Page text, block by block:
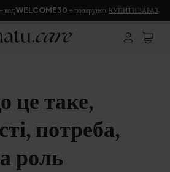
код WELCOME30 + подарунок КУПИТИ ЗАРАЗ
це таке,
потреба,
роль